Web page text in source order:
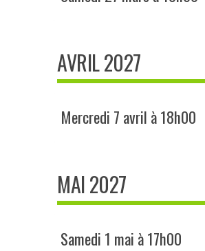
AVRIL 2027
Mercredi 7 avril à 18h00
MAI 2027
Samedi 1 mai à 17h00